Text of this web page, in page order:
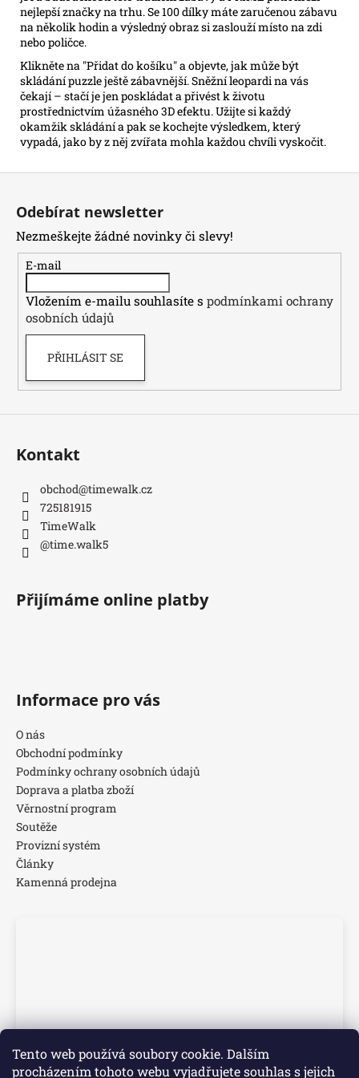
Tento web používá soubory cookie. Dalším
procházením tohoto webu vyjadřujete souhlas s jejich
nejlepší značky na trhu. Se 100 dílky máte zaručenou zábavu
na několik hodin a výsledný obraz si zaslouží místo na zdi
nebo poličce.
Klikněte na "Přidat do košíku" a objevte, jak může být
skládání puzzle ještě zábavnější. Sněžní leopardi na vás
čekají – stačí je jen poskládat a přivést k životu
prostřednictvím úžasného 3D efektu. Užijte si každý
okamžik skládání a pak se kochejte výsledkem, který
vypadá, jako by z něj zvířata mohla každou chvíli vyskočit.
Odebírat newsletter
Nezmeškejte žádné novinky či slevy!
E-mail
Vložením e-mailu souhlasíte s podmínkami ochrany
osobních údajů
PŘIHLÁSIT SE
Kontakt
obchod@timewalk.cz
725181915
TimeWalk
@time.walk5
Přijímáme online platby
Informace pro vás
O nás
Obchodní podmínky
Podmínky ochrany osobních údajů
Doprava a platba zboží
Věrnostní program
Soutěže
Provizní systém
Články
Kamenná prodejna